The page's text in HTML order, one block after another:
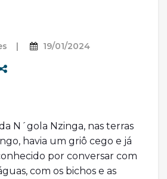
19/01/2024
Nzinga, nas terras
havia um griô cego e já
por conversar com
com os bichos e as